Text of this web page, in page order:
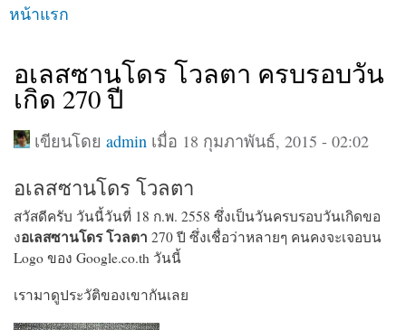
คุณอยู่ที่นี่
หน้าแรก
อเลสซานโดร โวลตา ครบรอบวัน
เกิด 270 ปี
เขียนโดยadmin เมื่อ 18 กุมภาพันธ์, 2015 - 02:02
อเลสซานโดร โวลตา
สวัสดีครับ วันนี้วันที่ 18 ก.พ. 2558 ซึ่งเป็นวันครบรอบวันเกิดขอ
งอเลสซานโดร โวลตา 270 ปี ซึ่งเชื่อว่าหลายๆ คนคงจะเจอบน
Logo ของ Google.co.th วันนี้
เรามาดูประวัติของเขากันเลย